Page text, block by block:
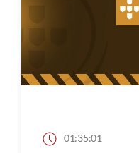
01:35:01